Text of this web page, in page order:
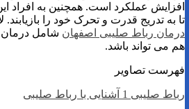
افزایش عملکرد است. همچنین به افراد
تا به تدریج قدرت و تحرک خود را
درمان رباط صلیبی اصفهان شامل
هم می تواند باشد.
فهرست تصاویر
رباط صلیبی 1 آشنایی با رباط صلیبی